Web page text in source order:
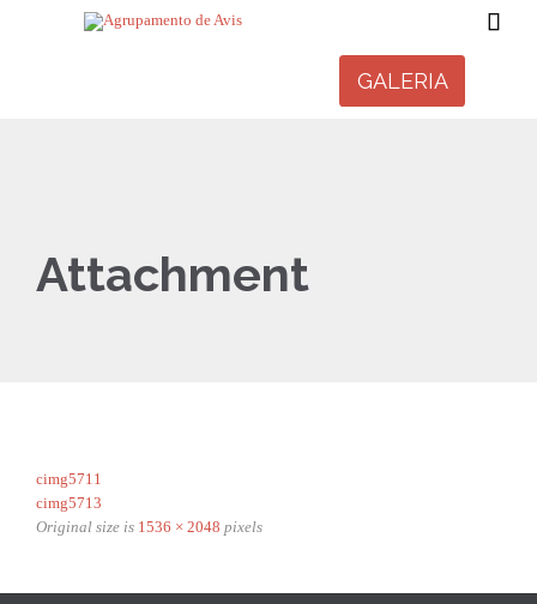

GALERIA
Attachment
cimg5711
cimg5713
Original size is 1536 × 2048 pixels